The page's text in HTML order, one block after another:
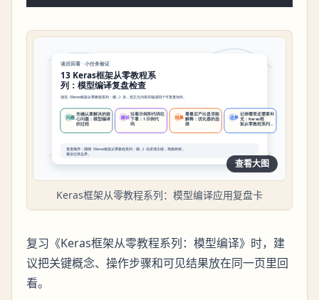
查看大图
Keras框架从零教程系列：模型编译应用复盘卡
复习《Keras框架从零教程系列：模型编译》时，建
议把关键概念、操作步骤和可见结果放在同一页里回
看。